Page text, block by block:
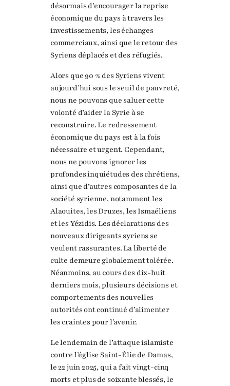
désormais d’encourager la reprise
économique du pays à travers les
investissements, les échanges
commerciaux, ainsi que le retour des
Syriens déplacés et des réfugiés.
Alors que 90 % des Syriens vivent
aujourd’hui sous le seuil de pauvreté,
nous ne pouvons que saluer cette
volonté d’aider la Syrie à se
reconstruire. Le redressement
économique du pays est à la fois
nécessaire et urgent. Cependant,
nous ne pouvons ignorer les
profondes inquiétudes des chrétiens,
ainsi que d’autres composantes de la
société syrienne, notamment les
Alaouites, les Druzes, les Ismaéliens
et les Yézidis. Les déclarations des
nouveaux dirigeants syriens se
veulent rassurantes. La liberté de
culte demeure globalement tolérée.
Néanmoins, au cours des dix-huit
derniers mois, plusieurs décisions et
comportements des nouvelles
autorités ont continué d’alimenter
les craintes pour l’avenir.
Le lendemain de l’attaque islamiste
contre l’église Saint-Élie de Damas,
le 22 juin 2025, qui a fait vingt-cinq
morts et plus de soixante blessés, le